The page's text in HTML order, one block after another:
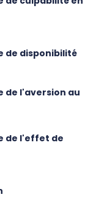
de disponibilité
de l'aversion au
de l'effet de